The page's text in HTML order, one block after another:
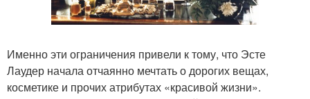
Именно эти ограничения привели к тому, что Эсте
Лаудер начала отчаянно мечтать о дорогих вещах,
косметике и прочих атрибутах «красивой жизни».